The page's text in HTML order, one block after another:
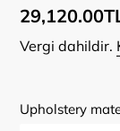
Normal
fiyat
Vergi dahildir.
Upholstery